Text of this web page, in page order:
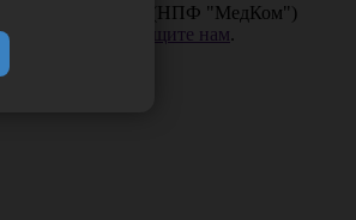
100 шт, Россия (НПФ "МедКом")
проблему —
сообщите нам.